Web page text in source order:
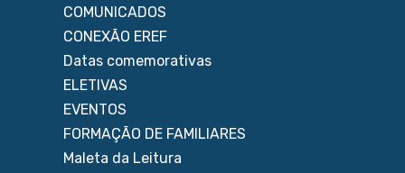
COMUNICADOS
CONEXÃO EREF
Datas comemorativas
ELETIVAS
EVENTOS
FORMAÇÃO DE FAMILIARES
Maleta da Leitura